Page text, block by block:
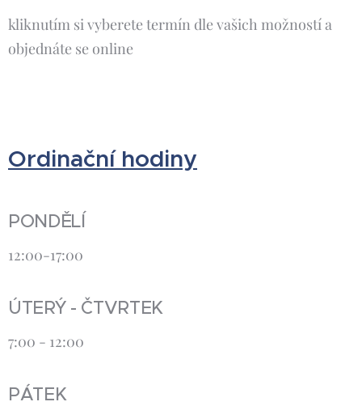
kliknutím si vyberete termín dle vašich možností a
objednáte se online
Ordinační hodiny
PONDĚLÍ
12:00-17:00
ÚTERÝ - ČTVRTEK
7:00 - 12:00
PÁTEK